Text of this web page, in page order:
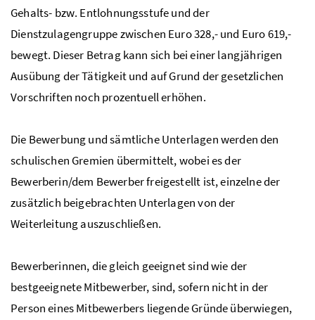
Gehalts- bzw. Entlohnungsstufe und der
Dienstzulagengruppe zwischen Euro 328,- und Euro 619,-
bewegt. Dieser Betrag kann sich bei einer langjährigen
Ausübung der Tätigkeit und auf Grund der gesetzlichen
Vorschriften noch prozentuell erhöhen.
Die Bewerbung und sämtliche Unterlagen werden den
schulischen Gremien übermittelt, wobei es der
Bewerberin/dem Bewerber freigestellt ist, einzelne der
zusätzlich beigebrachten Unterlagen von der
Weiterleitung auszuschließen.
Bewerberinnen, die gleich geeignet sind wie der
bestgeeignete Mitbewerber, sind, sofern nicht in der
Person eines Mitbewerbers liegende Gründe überwiegen,